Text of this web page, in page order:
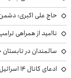
حاج علی اکبری:
ناامید از همراهی
سالمندان در
ادعای کانال ۱۴ اسرائیل: ترامپ به توافق با ایران نزدیک می‌شود